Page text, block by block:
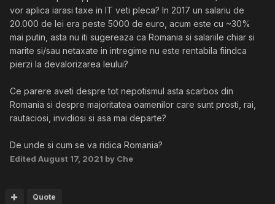
vor aplica iarasi taxe in IT veti pleca? In 2017 un salariu de
20.000 de lei era peste 5000 de euro, acum este cu ~30%
mai putin, asta nu iti sugereaza ca Romania si salariile chiar si
marite si/sau netaxate in intregime nu este rentabila fiindca
pierzi la devalorizarea leului?
Ce parere aveti despre tot nepotismul asta scarbos din
Romania si despre majoritatea oamenilor care sunt prosti, rai,
rautaciosi, invidiosi si asa mai departe?
De unde si cum se va ridica Romania?
Edited August 17, 2021 by Che
Quote